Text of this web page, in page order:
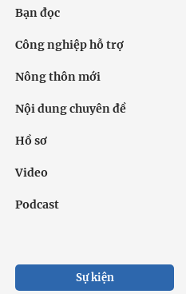
Bạn đọc
Công nghiệp hỗ trợ
Nông thôn mới
Nội dung chuyên đề
Hồ sơ
Video
Podcast
Sự kiện